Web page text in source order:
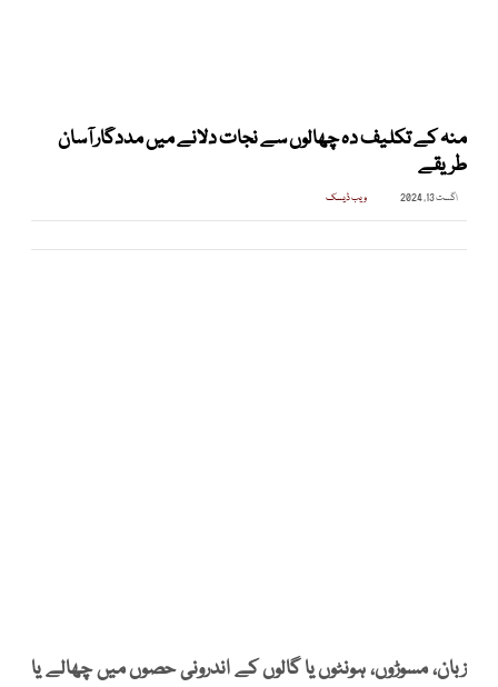
منہ کے تکلیف دہ چھالوں سے نجات دلانے میں مددگار آسان
طریقے
اگست 13, 2024 ویب ڈیسک
زبان، مسوڑوں، ہونٹوں یا گالوں کے اندرونی حصوں میں چھالے یا